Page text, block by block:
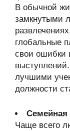
В обычной
замкнутыми
глобальные
свои ошибки
лучшими
должности
Семейная
Чаще всего